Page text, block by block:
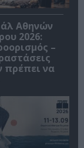
Αθηνών
2026:
–
πρέπει να